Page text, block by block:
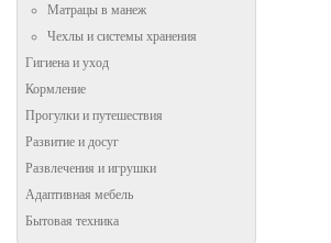
Матрацы в манеж
Чехлы и системы хранения
Гигиена и уход
Кормление
Прогулки и путешествия
Развитие и досуг
Развлечения и игрушки
Адаптивная мебель
Бытовая техника